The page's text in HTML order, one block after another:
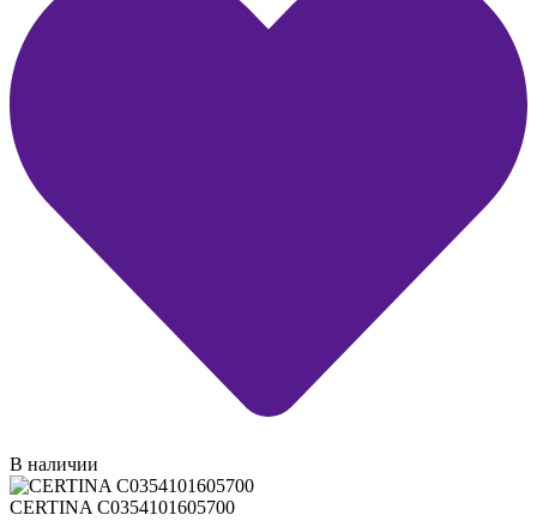
В наличии
CERTINA C0354101605700